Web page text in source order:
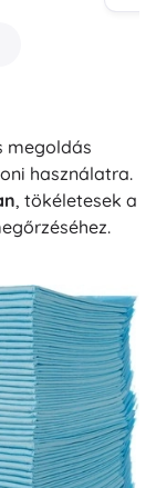
megoldás
használatra.
, tökéletesek a